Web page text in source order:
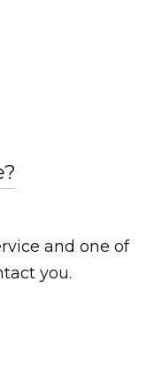
and one of
you.